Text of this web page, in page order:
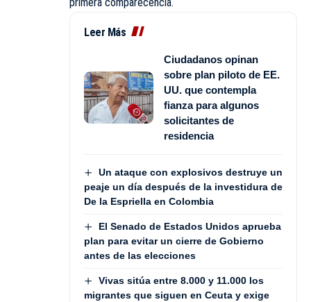
Leer Más
Ciudadanos opinan
sobre plan piloto de EE.
UU. que contempla
fianza para algunos
solicitantes de
residencia
Un ataque con explosivos destruye un
peaje un día después de la investidura de
De la Espriella en Colombia
El Senado de Estados Unidos aprueba
plan para evitar un cierre de Gobierno
antes de las elecciones
Vivas sitúa entre 8.000 y 11.000 los
migrantes que siguen en Ceuta y exige